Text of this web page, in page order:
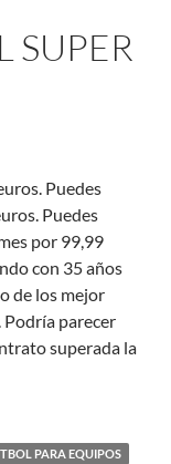
SUPER
Puedes
Puedes
por 99,99
con 35 años
de los mejor
Podría parecer
superada la
PARA EQUIPOS